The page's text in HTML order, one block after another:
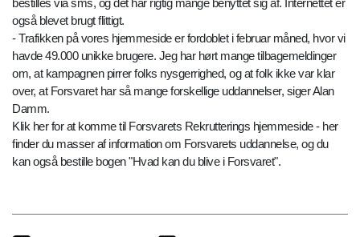
bestilles via sms, og det har rigtig mange benyttet sig af. Internettet er
også blevet brugt flittigt.
- Trafikken på vores hjemmeside er fordoblet i februar måned, hvor vi
havde 49.000 unikke brugere. Jeg har hørt mange tilbagemeldinger
om, at kampagnen pirrer folks nysgerrighed, og at folk ikke var klar
over, at Forsvaret har så mange forskellige uddannelser, siger Alan
Damm.
Klik her for at komme til Forsvarets Rekrutterings hjemmeside - her
finder du masser af information om Forsvarets uddannelse, og du
kan også bestille bogen "Hvad kan du blive i Forsvaret".